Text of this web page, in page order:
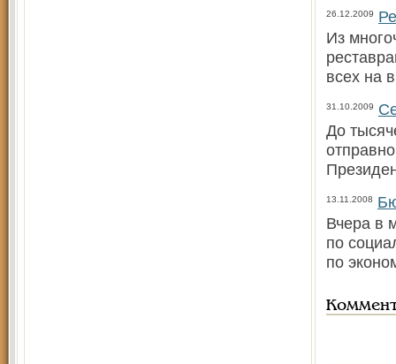
26.12.2009
Из
всех на
31.10.2009
До
13.11.2008
Вчера в
по
по